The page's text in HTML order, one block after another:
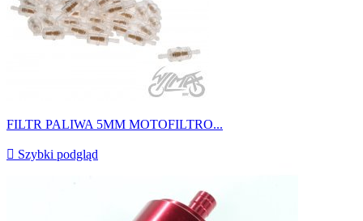
FILTR PALIWA 5MM MOTOFILTRO...
 Szybki podgląd